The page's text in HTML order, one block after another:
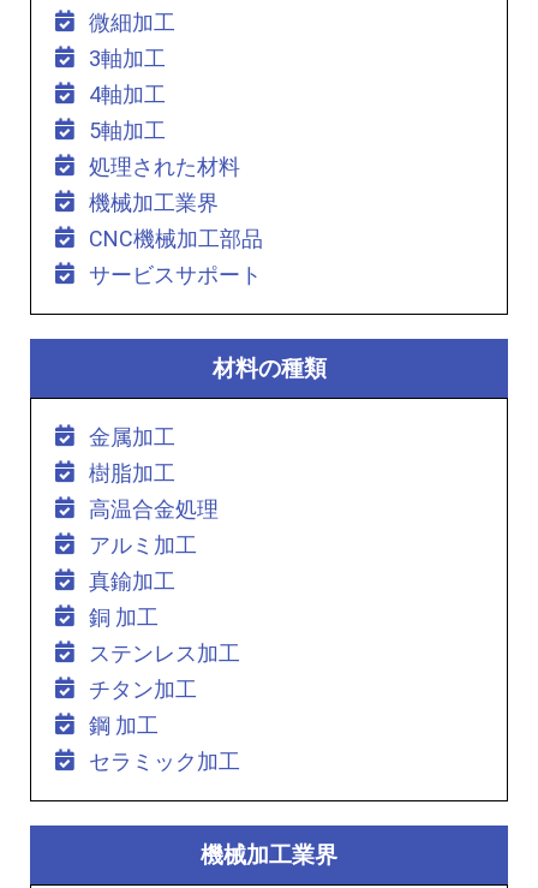
微細加工
3軸加工
4軸加工
5軸加工
処理された材料
機械加工業界
CNC機械加工部品
サービスサポート
材料の種類
金属加工
樹脂加工
高温合金処理
アルミ加工
真鍮加工
銅 加工
ステンレス加工
チタン加工
鋼 加工
セラミック加工
機械加工業界